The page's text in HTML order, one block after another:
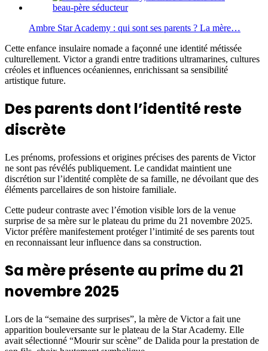
Ambre Star Academy : qui sont ses parents ? La mère…
Cette enfance insulaire nomade a façonné une identité métissée
culturellement. Victor a grandi entre traditions ultramarines, cultures
créoles et influences océaniennes, enrichissant sa sensibilité
artistique future.
Des parents dont l’identité reste
discrète
Les prénoms, professions et origines précises des parents de Victor
ne sont pas révélés publiquement. Le candidat maintient une
discrétion sur l’identité complète de sa famille, ne dévoilant que des
éléments parcellaires de son histoire familiale.
Cette pudeur contraste avec l’émotion visible lors de la venue
surprise de sa mère sur le plateau du prime du 21 novembre 2025.
Victor préfère manifestement protéger l’intimité de ses parents tout
en reconnaissant leur influence dans sa construction.
Sa mère présente au prime du 21
novembre 2025
Lors de la “semaine des surprises”, la mère de Victor a fait une
apparition bouleversante sur le plateau de la Star Academy. Elle
avait sélectionné “Mourir sur scène” de Dalida pour la prestation de